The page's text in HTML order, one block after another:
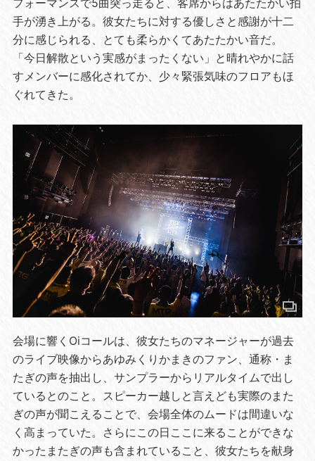
手が湧き上がる。彼女たちに対する優しさと感謝が十二
分に感じられる、とても柔らかくてあたたかい音だ。
「今日解散という実感がまったくない」と晴れやかに話
すメンバーに感化されてか、少々緊張気味のフロアもほ
ぐれてきた。
会場に響くOiコールは、彼女たちのマネージャーが過去
のライブ映像からあゆみくりかまきのファン、通称・ま
たぎの声を抽出し、サンプラーからリアルタイムで出し
ているとのこと。スピーカー越しと言えども実際のまた
ぎの声が聞こえることで、会場全体のムードは間違いな
く高まっていた。さらにこの日ここに来ることができな
かったまたぎの声も含まれていること、彼女たちを献身